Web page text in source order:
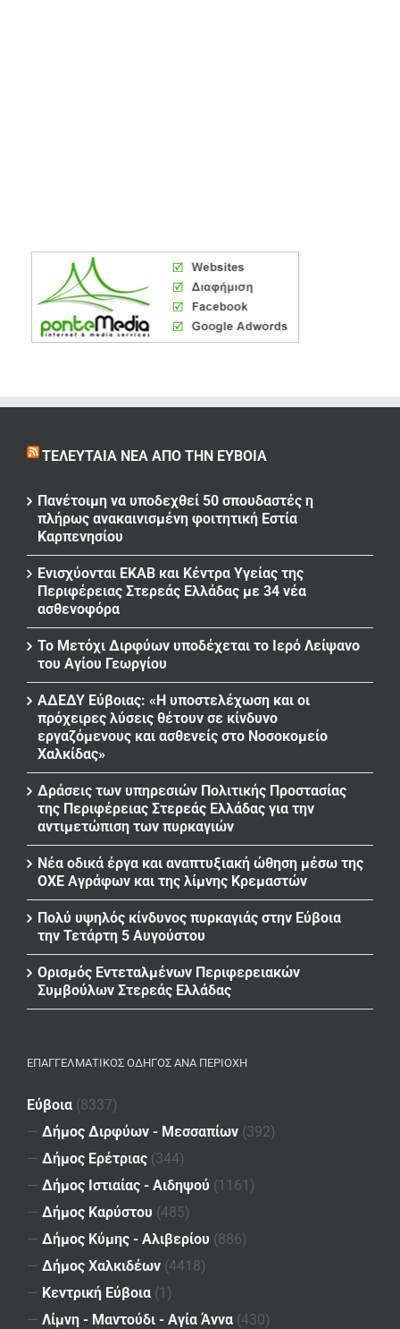
ΤΕΛΕΥΤΑΊΑ ΝΈΑ ΑΠΌ ΤΗΝ ΕΎΒΟΙΑ
Πανέτοιμη να υποδεχθεί 50 σπουδαστές η
πλήρως ανακαινισμένη φοιτητική Εστία
Καρπενησίου
Ενισχύονται ΕΚΑΒ και Κέντρα Υγείας της
Περιφέρειας Στερεάς Ελλάδας με 34 νέα
ασθενοφόρα
Το Μετόχι Διρφύων υποδέχεται το Ιερό Λείψανο
του Αγίου Γεωργίου
ΑΔΕΔΥ Εύβοιας: «Η υποστελέχωση και οι
πρόχειρες λύσεις θέτουν σε κίνδυνο
εργαζόμενους και ασθενείς στο Νοσοκομείο
Χαλκίδας»
Δράσεις των υπηρεσιών Πολιτικής Προστασίας
της Περιφέρειας Στερεάς Ελλάδας για την
αντιμετώπιση των πυρκαγιών
Νέα οδικά έργα και αναπτυξιακή ώθηση μέσω της
ΟΧΕ Αγράφων και της λίμνης Κρεμαστών
Πολύ υψηλός κίνδυνος πυρκαγιάς στην Εύβοια
την Τετάρτη 5 Αυγούστου
Ορισμός Εντεταλμένων Περιφερειακών
Συμβούλων Στερεάς Ελλάδας
ΕΠΑΓΓΕΛΜΑΤΙΚΌΣ ΟΔΗΓΌΣ ΑΝΆ ΠΕΡΙΟΧΉ
Εύβοια (8337)
— Δήμος Διρφύων - Μεσσαπίων (392)
— Δήμος Ερέτριας (344)
— Δήμος Ιστιαίας - Αιδηψού (1161)
— Δήμος Καρύστου (485)
— Δήμος Κύμης - Αλιβερίου (886)
— Δήμος Χαλκιδέων (4418)
— Κεντρική Εύβοια (1)
— Λίμνη - Μαντούδι - Αγία Άννα (430)